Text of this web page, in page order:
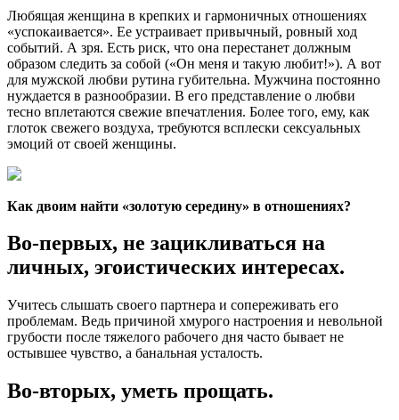
Любящая женщина в крепких и гармоничных отношениях
«успокаивается». Ее устраивает привычный, ровный ход
событий. А зря. Есть риск, что она перестанет должным
образом следить за собой («Он меня и такую любит!»). А вот
для мужской любви рутина губительна. Мужчина постоянно
нуждается в разнообразии. В его представление о любви
тесно вплетаются свежие впечатления. Более того, ему, как
глоток свежего воздуха, требуются всплески сексуальных
эмоций от своей женщины.
Как двоим найти «золотую середину» в отношениях?
Во-первых, не зацикливаться на
личных, эгоистических интересах.
Учитесь слышать своего партнера и сопереживать его
проблемам. Ведь причиной хмурого настроения и невольной
грубости после тяжелого рабочего дня часто бывает не
остывшее чувство, а банальная усталость.
Во-вторых, уметь прощать.